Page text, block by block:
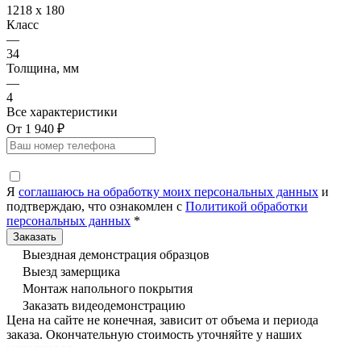
1218 х 180
Класс
—
34
Толщина, мм
—
4
Все характеристики
От 1 940 ₽
Я соглашаюсь на обработку моих персональных данных и
подтверждаю, что ознакомлен с Политикой обработки
персональных данных *
Выездная демонстрация образцов
Выезд замерщика
Монтаж напольного покрытия
Заказать видеодемонстрацию
Цена на сайте не конечная, зависит от объема и периода
заказа. Окончательную стоимость уточняйте у наших